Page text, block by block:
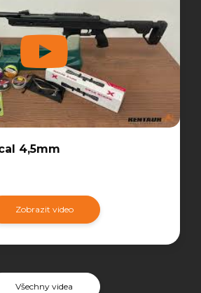
4,5mm
Zobrazit video
Všechny videa